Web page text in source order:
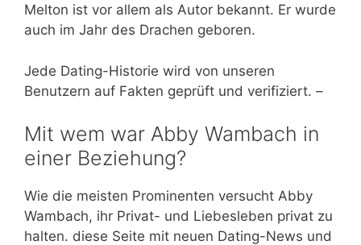
Melton ist vor allem als Autor bekannt. Er wurde
auch im Jahr des Drachen geboren.
Jede Dating-Historie wird von unseren
Benutzern auf Fakten geprüft und verifiziert. –
Mit wem war Abby Wambach in
einer Beziehung?
Wie die meisten Prominenten versucht Abby
Wambach, ihr Privat- und Liebesleben privat zu
halten. diese Seite mit neuen Dating-News und